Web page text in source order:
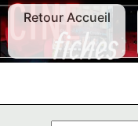
Retour Accueil